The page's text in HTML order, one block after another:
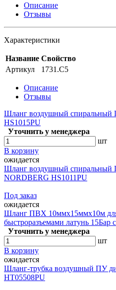
Описание
Отзывы
Характеристики
Название Свойство
Артикул
1731.C5
Описание
Отзывы
Шланг воздушный
HS1015PU
Уточнить у менеджера
шт
В корзину
ожидается
Шланг воздушный
NORDBERG HS1011PU
Под заказ
ожидается
Шланг ПВХ 10ммх15ммх10м для
быстроразъемами латунь 15Бар
Уточнить у менеджера
шт
В корзину
ожидается
Шланг-трубка воздушный ПУ
HT05508PU